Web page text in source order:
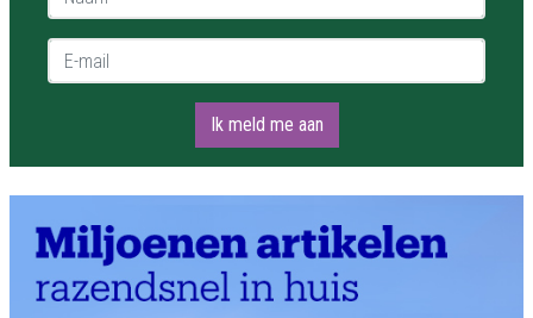
E-mail *
Ik meld me aan